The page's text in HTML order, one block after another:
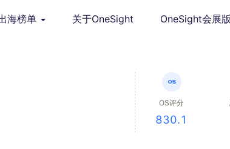
海榜单 关于OneSight OneSight会展版
OS评分
830.1